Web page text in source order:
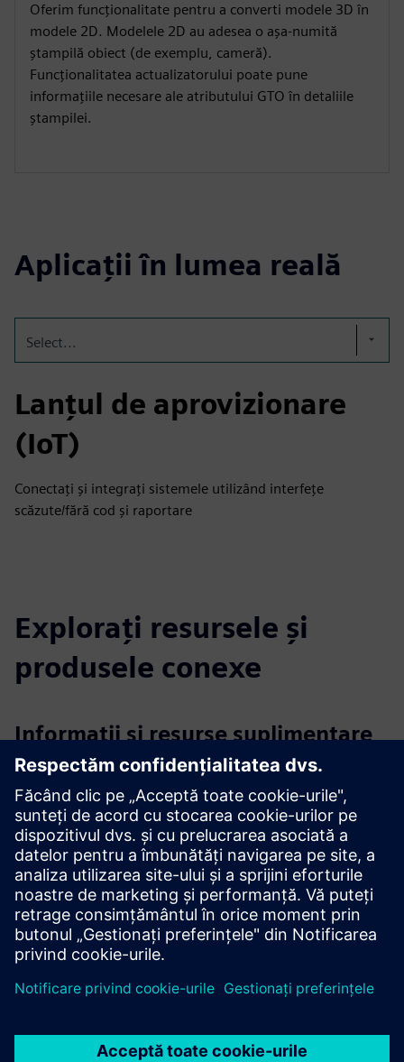
Oferim funcționalitate pentru a converti modele 3D în
modele 2D. Modelele 2D au adesea o așa-numită
ștampilă obiect (de exemplu, cameră).
Funcționalitatea actualizatorului poate pune
informațiile necesare ale atributului GTO în detaliile
ștampilei.
Aplicații în lumea reală
Select...
Lanțul de aprovizionare
(IoT)
Conectați și integrați sistemele utilizând interfețe
scăzute/fără cod și raportare
Explorați resursele și
produsele conexe
Informații și resurse suplimentare
Mai multe informații
Condiții preliminare
Colectarea datelor din sisteme precum medii de date
comune, BX LT, Big, Excel
Sursa de date țintă, de exemplu waveware FM sau alte
sisteme precum KIS sau ERP